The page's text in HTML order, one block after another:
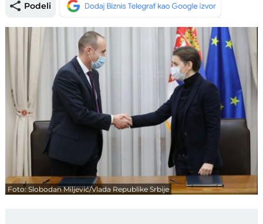
Podeli
Foto: Slobodan Miljević/Vlada Republike Srbije